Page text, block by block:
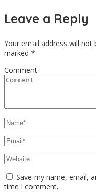
Leave a Reply
Your email address will not
marked *
Comment
Save my name, email,
time I comment.